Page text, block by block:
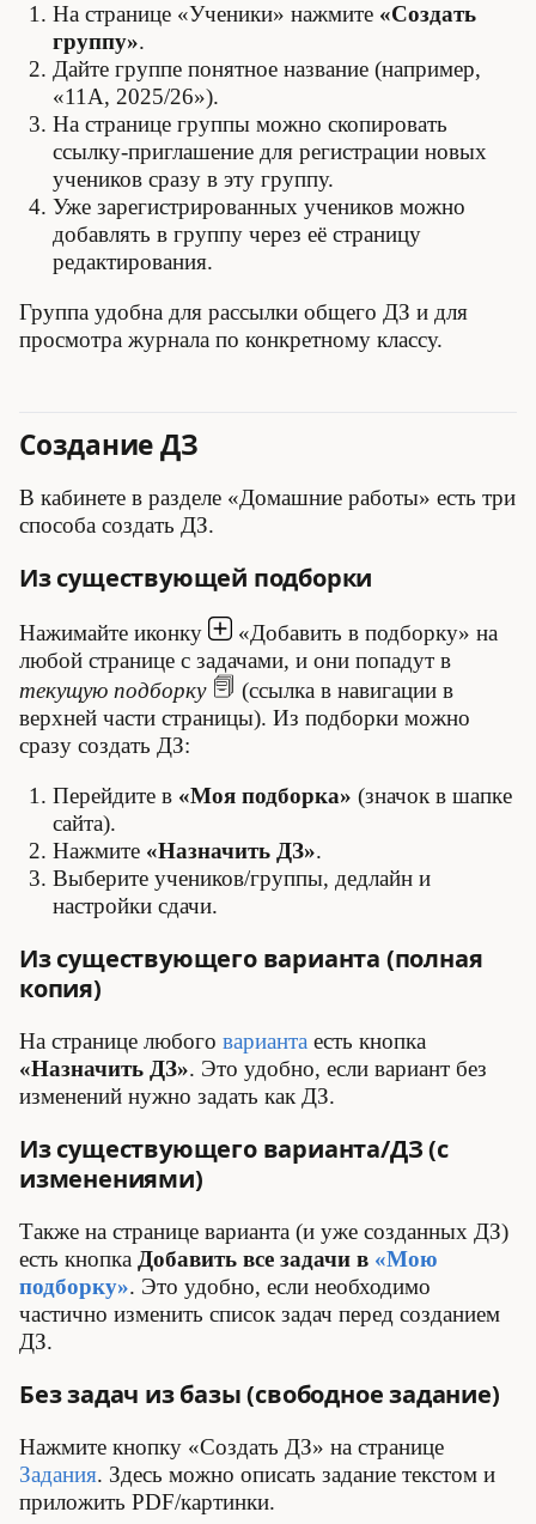
На странице «Ученики» нажмите «Создать
группу».
Дайте группе понятное название (например,
«11А, 2025/26»).
На странице группы можно скопировать
ссылку-приглашение для регистрации новых
учеников сразу в эту группу.
Уже зарегистрированных учеников можно
добавлять в группу через её страницу
редактирования.
Группа удобна для рассылки общего ДЗ и для
просмотра журнала по конкретному классу.
Создание ДЗ
В кабинете в разделе «Домашние работы» есть три
способа создать ДЗ.
Из существующей подборки
Нажимайте иконку
«Добавить в подборку» на
любой странице с задачами, и они попадут в
текущую подборку
(ссылка в навигации в
верхней части страницы). Из подборки можно
сразу создать ДЗ:
Перейдите в «Моя подборка» (значок в шапке
сайта).
Нажмите «Назначить ДЗ».
Выберите учеников/группы, дедлайн и
настройки сдачи.
Из существующего варианта (полная
копия)
На странице любого варианта есть кнопка
«Назначить ДЗ». Это удобно, если вариант без
изменений нужно задать как ДЗ.
Из существующего варианта/ДЗ (с
изменениями)
Также на странице варианта (и уже созданных ДЗ)
есть кнопка Добавить все задачи в «Мою
подборку». Это удобно, если необходимо
частично изменить список задач перед созданием
ДЗ.
Без задач из базы (свободное задание)
Нажмите кнопку «Создать ДЗ» на странице
Задания. Здесь можно описать задание текстом и
приложить PDF/картинки.